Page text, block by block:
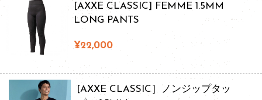
[AXXE CLASSIC] FEMME 1.5MM
LONG PANTS
¥22,000
[AXXE CLASSIC］ノンジップタッ